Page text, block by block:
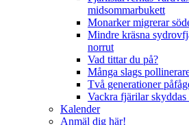
midsommarbukett
Monarker migrerar
Mindre kräsna
norrut
Vad tittar du på?
Många slags
Två generationer
Vackra fjärilar
Kalender
Anmäl dig här!